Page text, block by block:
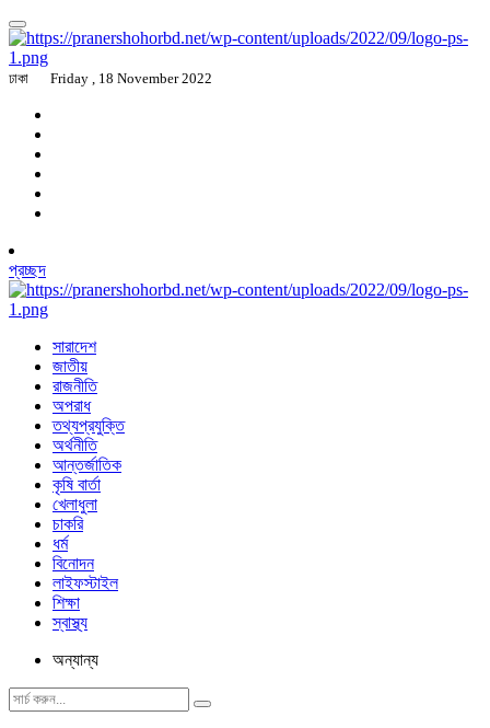
ঢাকা Friday , 18 November 2022
প্রচ্ছদ
সারাদেশ
জাতীয়
রাজনীতি
অপরাধ
তথ্যপ্রযুক্তি
অর্থনীতি
আন্তর্জাতিক
কৃষি বার্তা
খেলাধুলা
চাকরি
ধর্ম
বিনোদন
লাইফস্টাইল
শিক্ষা
স্বাস্থ্য
অন্যান্য